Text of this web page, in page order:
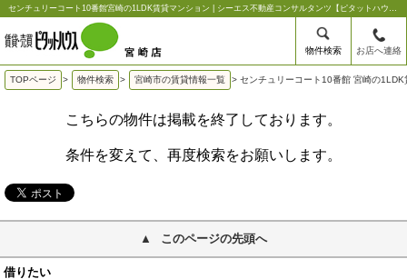
センチュリーコート10番館宮崎の1LDK賃貸マンション | シーエス不動産コンサルタンツ【ピタットハウス宮崎店】
物件検索 お店へ連絡
TOPページ > 物件検索 > 宮崎市の賃貸情報一覧 > センチュリーコート10番館 宮崎の1LDK
こちらの物件は掲載を終了しております。
条件を変えて、再度検索をお願いします。
このページの先頭へ
借りたい